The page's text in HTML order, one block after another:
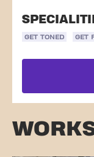
GET TONED GET